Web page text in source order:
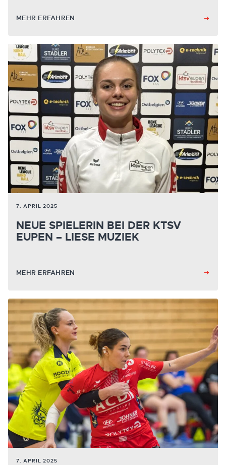
MEHR ERFAHREN
7. APRIL 2025
NEUE SPIELERIN BEI DER KTSV
EUPEN – LIESE MUZIEK
MEHR ERFAHREN
7. APRIL 2025